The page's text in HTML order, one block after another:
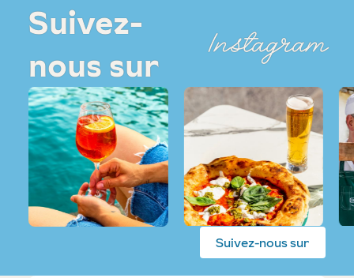
Suivez-
nous sur
Instagram
Suivez-nous sur